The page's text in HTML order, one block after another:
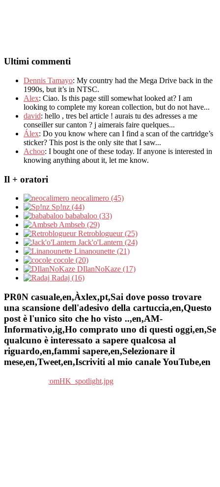
Ultimi commenti
Dennis Tamayo: My country had the Mega Drive back in the
1990s, but it’s in NTSC.
Alex: Ciao. Is this page still somewhat looked at? I am
looking to complete my korean collection, but do not have...
david: hello , tres bel article ! aurais tu des adresses a me
conseiller sur canton ? j aimerais faire quelques...
Álex: Do you know where can I find a scan of the cartridge’s
sticker? This post is the only site that I saw...
Achoo: I bought one of these today. If anyone is interested in
knowing anything about it, let me know.
Il + oratori
neocalimero (45)
Sp!nz (44)
bababaloo (33)
Ambseb (29)
Retroblogueur (25)
Jack'o'Lantern (24)
Linanounette (21)
cocole (20)
DIlanNoKaze (17)
Radaj (16)
PR0N casuale,en,Àxlex,pt,Sai dove posso trovare
una scansione dell'adesivo della cartuccia,en,Questo
post è l'unico sito che ho visto ..,en,AM-
Informativo,ig,Ho comprato uno di questi oggi,en,Se
qualcuno è interessato a sapere qualcosa al
riguardo,en,fammi sapere,en,Selezionare il
mese,en,Tweet,en,Iscriviti al mio canale YouTube,en